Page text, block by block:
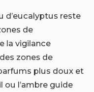
d’eucalyptus reste
de
la vigilance
zones de
plus doux et
ou l’ambre guide